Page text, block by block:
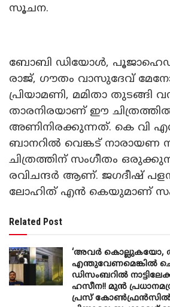
സൂചന.
ബോബി ഡിയോൾ,
രാജ്, ഗൗതം വാസുദേവ്
പ്രിയാമണി, മമിതാ തുടങ്ങി
താരനിരയാണ് ഈ
അണിനിരക്കുന്നത്. കെ വി
ബാനറിൽ വെങ്കട് നാരായണ
ചിത്രത്തിന് സംഗീതം
രവിചന്ദർ ആണ്. ജഗദീഷ്
ലോഹിത് എൻ കെയുമാണ്
Related Post
‘അവർ കൊല്ലുകയോ,
എന്തുവേണമെങ്കിൽ
ഡിസംബറിൽ
ഹസീന!! മുൻ
പ്രസ് കോൺഫ്രൻസിൽ